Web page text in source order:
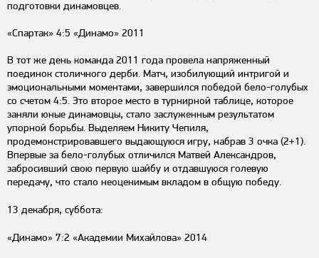
подготовки динамовцев.
«Спартак» 4:5 «Динамо» 2011
В тот же день команда 2011 года провела напряженный
поединок столичного дерби. Матч, изобилующий интригой и
эмоциональными моментами, завершился победой бело-голубых
со счетом 4:5. Это второе место в турнирной таблице, которое
заняли юные динамовцы, стало заслуженным результатом
упорной борьбы. Выделяем Никиту Чепиля,
продемонстрировавшего выдающуюся игру, набрав 3 очка (2+1).
Впервые за бело-голубых отличился Матвей Александров,
забросивший свою первую шайбу и отдавшуюся голевую
передачу, что стало неоценимым вкладом в общую победу.
13 декабря, суббота:
«Динамо» 7:2 «Академии Михайлова» 2014